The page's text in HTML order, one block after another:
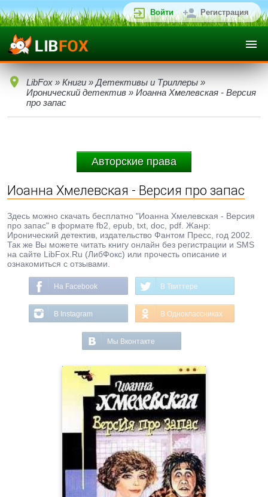
Войти Регистрация
LibFox » Книги » Детективы и Триллеры »
Иронический детектив » Иоанна Хмелевская - Версия
про запас
Авторские права
Иоанна Хмелевская - Версия про запас
Здесь можно скачать бесплатно "Иоанна Хмелевская - Версия
про запас" в формате fb2, epub, txt, doc, pdf. Жанр:
Иронический детектив, издательство Фантом Пресс, год 2002.
Так же Вы можете читать книгу онлайн без регистрации и SMS
на сайте LibFox.Ru (ЛибФокс) или прочесть описание и
ознакомиться с отзывами.
На Facebook В Твиттере
В Instagram В Одноклассниках
Мы Вконтакте